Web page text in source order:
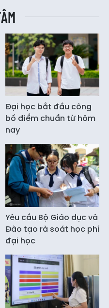
Đại học bắt đầu công
bố điểm chuẩn từ hôm
nay
Yêu cầu Bộ Giáo dục và
Đào tạo rà soát học phí
đại học